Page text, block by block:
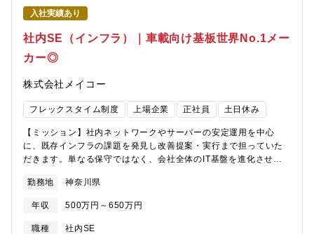
急遽の問い合わせ対応や、「1週間後までに」などの期日設定され
ている業務などを複数並行して対応しています。急遽発生する業
務もありますが、優先順位を付けながら対応していますので、平
均残業時間は10時間から20時間程度です。また、店舗は365日稼
働しており、閉店時間が遅い店舗もありますが、トラブルが発生
用保守課の直接の対応が必要となるケースはそう多くありませ
ん。出張もありますが、半年に1度ほどの頻度です。安定した時間
で勤務いただけるポジションです。【キャリアパス】将来的なキ
ただく他、開発側に異動するチャンスもありますので、ご本人の
希望に併せて今後のキャリアの検討が可能です。【ポジションの
魅力・やりがいについて】最新の技術を積極的に活用しようとい
う考えが部署内にありますので、AWSやAIなどの最新の技術に触
継続的に高めていくことが可能です。また、事業を陰で支えるポ
り、国内約1,100店舗の安定稼働を実現させていくことは大きなや
入社実績あり
社内SE（インフラ）｜車載向け基板世界No.1メー
カー◎
株式会社メイコー
フレックスタイム制度 上場企業 正社員 土日休み
【ミッション】社内ネットワークやサーバーの安定運用を中心
に、既存インフラの課題を発見し改善提案・実行まで担っていた
だきます。単なる保守ではなく、会社全体のIT基盤を進化させる
（LAN/WAN、VPN、Firewall、Wi-Fi等）の運用・監視・障害対
応■サーバーの保守・運用、ログ管理、セキュリティパッチ対応な
ど ■既存インフラの課題抽出・改善提案・実行■IT資産管理（アカ
ウント、端末、ライセンスなど）■社内からの問い合わせ対応（技
勤務地 神奈川県
年収 500万円～650万円
職種 社内SE